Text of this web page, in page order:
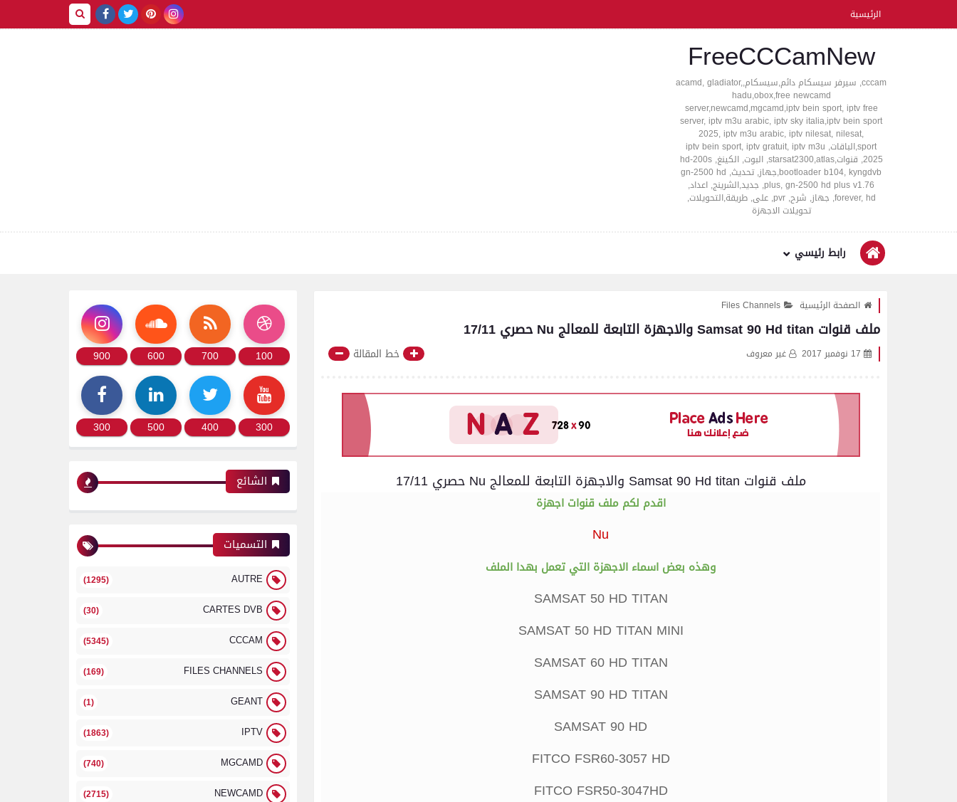
الرئيسية
FreeCCCamNew
cccam, سيرفر سيسكام دائم,سيسكام,acamd, gladiator,
hadu,obox,free newcamd
server,newcamd,mgcamd,iptv bein sport, iptv free
server, iptv m3u arabic, iptv sky italia,iptv bein sport
2025, iptv m3u arabic, iptv nilesat, nilesat,
sport,الباقات, iptv bein sport, iptv gratuit, iptv m3u
2025, قنوات,starsat2300,atlas, البوت, الكينغ, hd-200s
bootloader b104, kyngdvb,جهاز, تحديث, gn-2500 hd
plus, gn-2500 hd plus v1.76, جديد,الشرينج, اعداد,
forever, hd, جهاز, شرح, pvr, على, طريقة,التحويلات,
تحويلات الاجهزة
رابط رئيسي
الصفحة الرئيسية Files Channels
ملف قنوات Samsat 90 Hd titan والاجهزة التابعة للمعالج Nu حصري 17/11
17 نوفمبر 2017 غير معروف خط المقالة
ملف قنوات Samsat 90 Hd titan والاجهزة التابعة للمعالج Nu حصري 17/11
اقدم لكم ملف قنوات اجهزة
Nu
وهذه بعض اسماء الاجهزة التي تعمل بهدا الملف
SAMSAT 50 HD TITAN
SAMSAT 50 HD TITAN MINI
SAMSAT 60 HD TITAN
SAMSAT 90 HD TITAN
SAMSAT 90 HD
FITCO FSR60-3057 HD
FITCO FSR50-3047HD
100
700
600
900
300
400
500
300
الشائع
التسميات
AUTRE
(1295)
CARTES DVB
(30)
CCCAM
(5345)
FILES CHANNELS
(169)
GEANT
(1)
IPTV
(1863)
MGCAMD
(740)
NEWCAMD
(2715)